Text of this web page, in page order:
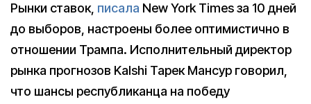
Рынки ставок, писала New York Times за 10 дней
до выборов, настроены более оптимистично в
отношении Трампа. Исполнительный директор
рынка прогнозов Kalshi Тарек Мансур говорил,
что шансы республиканца на победу